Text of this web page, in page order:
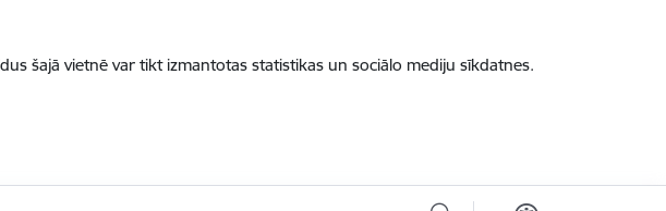
šajā vietnē var tikt izmantotas statistikas un sociālo mediju sīkdatnes.